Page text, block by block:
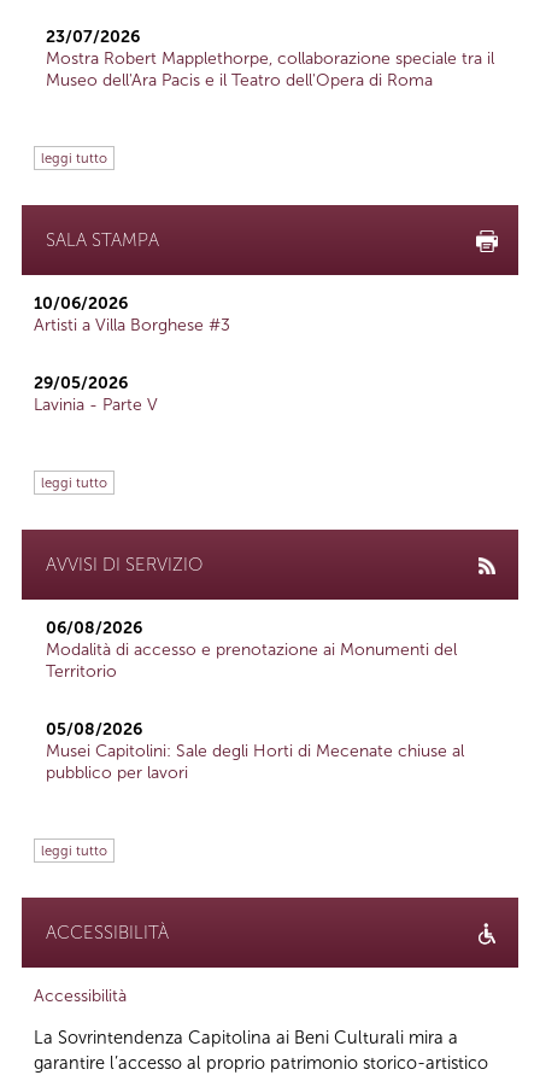
23/07/2026
Mostra Robert Mapplethorpe, collaborazione speciale tra il
Museo dell'Ara Pacis e il Teatro dell'Opera di Roma
leggi tutto
SALA STAMPA
10/06/2026
Artisti a Villa Borghese #3
29/05/2026
Lavinia - Parte V
leggi tutto
AVVISI DI SERVIZIO
06/08/2026
Modalità di accesso e prenotazione ai Monumenti del
Territorio
05/08/2026
Musei Capitolini: Sale degli Horti di Mecenate chiuse al
pubblico per lavori
leggi tutto
ACCESSIBILITÀ
Accessibilità
La Sovrintendenza Capitolina ai Beni Culturali mira a
garantire l’accesso al proprio patrimonio storico-artistico